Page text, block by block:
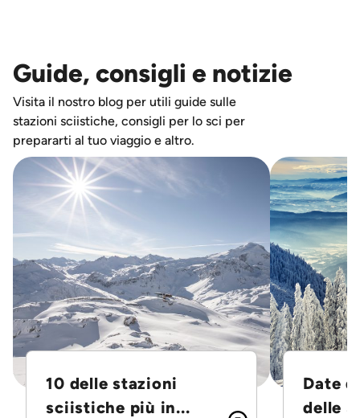
Guide, consigli e notizie
Visita il nostro blog per utili guide sulle
stazioni sciistiche, consigli per lo sci per
prepararti al tuo viaggio e altro.
10 delle stazioni
sciistiche più in...
Date
delle